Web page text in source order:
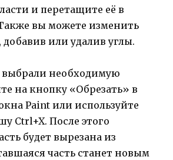
и перетащите её в
вы можете изменить
или удалив углы.
выбрали необходимую
на кнопку «Обрезать» в
Paint или используйте
Ctrl+X. После этого
будет вырезана из
часть станет новым